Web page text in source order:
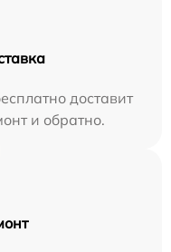
доставит
и обратно.